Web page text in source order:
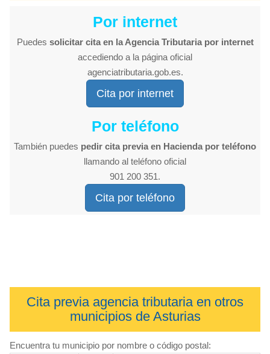
Por internet
Puedes solicitar cita en la Agencia Tributaria por internet
accediendo a la página oficial
agenciatributaria.gob.es.
Cita por internet
Por teléfono
También puedes pedir cita previa en Hacienda por teléfono
llamando al teléfono oficial
901 200 351.
Cita por teléfono
Cita previa agencia tributaria en otros
municipios de Asturias
Encuentra tu municipio por nombre o código postal: